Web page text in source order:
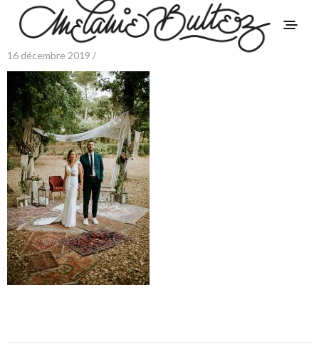
16 décembre 2019 /